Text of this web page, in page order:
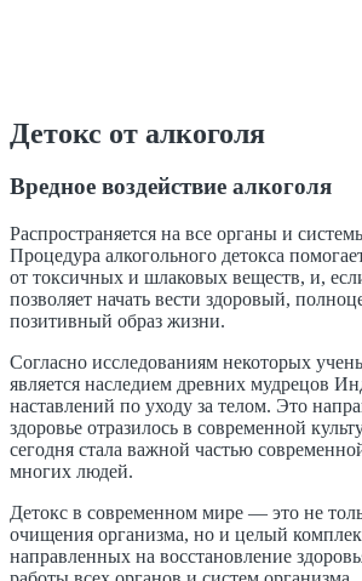
Детокс от алкоголя
Вредное воздействие алкоголя
Распространяется на все органы и
Процедура алкогольного детокса
от токсичных и шлаковых веществ, и,
позволяет начать вести здоровый,
позитивный образ жизни.
Согласно исследованиям некоторых
является наследием древних мудрецов
наставлений по уходу за телом. Это
здоровье отразилось в современной
сегодня стала важной частью
многих людей.
Детокс в современном мире — это не
очищения организма, но и целый
направленных на восстановление